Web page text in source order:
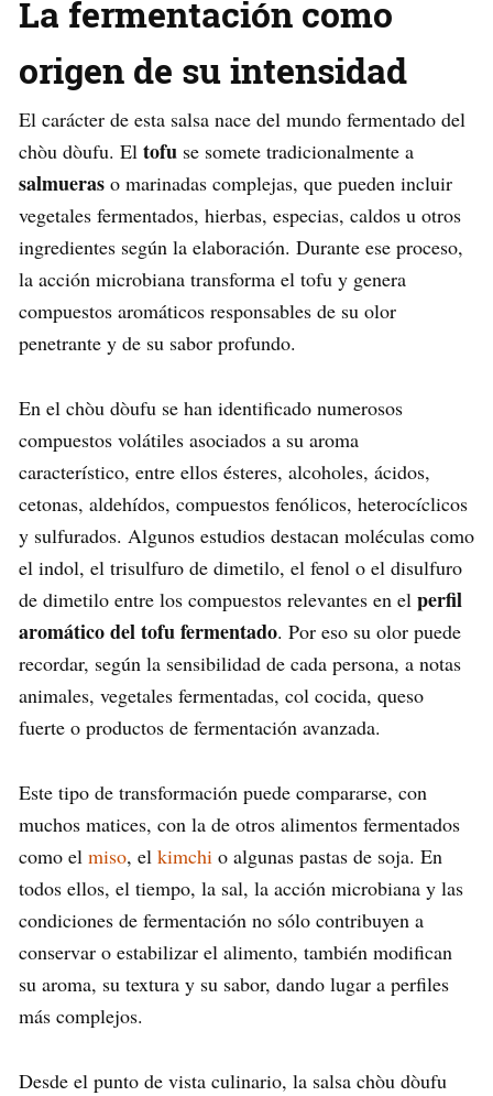
La fermentación como
origen de su intensidad
El carácter de esta salsa nace del mundo fermentado del
chòu dòufu. El tofu se somete tradicionalmente a
salmueras o marinadas complejas, que pueden incluir
vegetales fermentados, hierbas, especias, caldos u otros
ingredientes según la elaboración. Durante ese proceso,
la acción microbiana transforma el tofu y genera
compuestos aromáticos responsables de su olor
penetrante y de su sabor profundo.
En el chòu dòufu se han identificado numerosos
compuestos volátiles asociados a su aroma
característico, entre ellos ésteres, alcoholes, ácidos,
cetonas, aldehídos, compuestos fenólicos, heterocíclicos
y sulfurados. Algunos estudios destacan moléculas como
el indol, el trisulfuro de dimetilo, el fenol o el disulfuro
de dimetilo entre los compuestos relevantes en el perfil
aromático del tofu fermentado. Por eso su olor puede
recordar, según la sensibilidad de cada persona, a notas
animales, vegetales fermentadas, col cocida, queso
fuerte o productos de fermentación avanzada.
Este tipo de transformación puede compararse, con
muchos matices, con la de otros alimentos fermentados
como el miso, el kimchi o algunas pastas de soja. En
todos ellos, el tiempo, la sal, la acción microbiana y las
condiciones de fermentación no sólo contribuyen a
conservar o estabilizar el alimento, también modifican
su aroma, su textura y su sabor, dando lugar a perfiles
más complejos.
Desde el punto de vista culinario, la salsa chòu dòufu